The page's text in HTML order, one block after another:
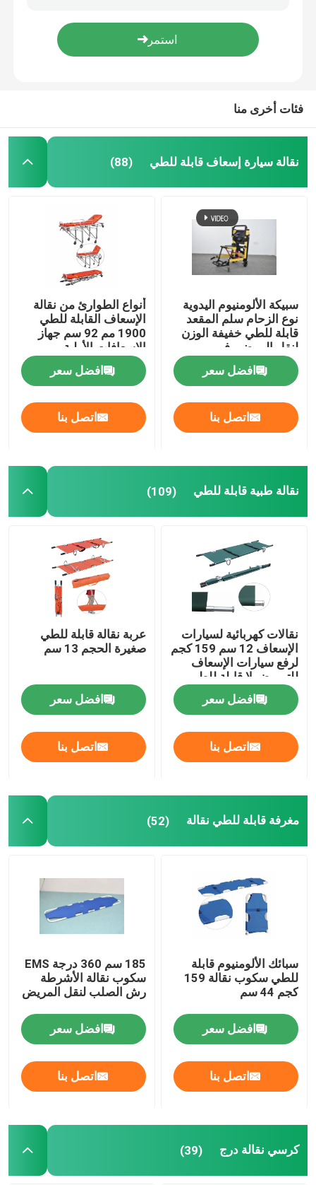
نقالة سيارة إسعاف قابلة للطي
كرسي نقالة درج
نقالة الإنقاذ في حالات الطوارئ
سرير مستشفى كهربائي
أسرة المستشفيات اليدوية
سرير الفحص الكهربائي
عربة نقل المرضى
نقالة الطوارئ المتنقلة
فئات أخرى منا
نقالة سيارة إسعاف قابلة للطي (88)
سبيكة الألومنيوم اليدوية
نوع الزحام سلم المقعد
قابلة للطي خفيفة الوزن
لنقل المرضى في
المستشفى
افضل سعر
اتصل بنا
أنواع الطوارئ من نقالة
الإسعاف القابلة للطي
1900 مم 92 سم جهاز
الإسعافات الأولية
افضل سعر
اتصل بنا
نقالة طبية قابلة للطي (109)
نقالات كهربائية لسيارات
الإسعاف 12 سم 159 كجم
لرفع سيارات الإسعاف
للتمريض لا قابلة للطي
افضل سعر
اتصل بنا
عربة نقالة قابلة للطي
صغيرة الحجم 13 سم
افضل سعر
اتصل بنا
مغرفة قابلة للطي نقالة (52)
سبائك الألومنيوم قابلة
للطي سكوب نقالة 159
كجم 44 سم
افضل سعر
اتصل بنا
185 سم 360 درجة EMS
سكوب نقالة الأشرطة
رش الصلب لنقل المريض
افضل سعر
اتصل بنا
كرسي نقالة درج (39)